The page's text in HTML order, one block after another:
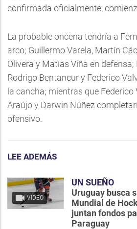
confirmada oficialmente,
La probable oncena tendría a
arco; Guillermo Varela, Martín
Olivera y Matías Viña en
Rodrigo Bentancur y Federico
la cancha; mientras que
Araújo y Darwin Núñez
ofensivo.
LEE ADEMÁS
VIDEO
UN SUEÑO
Uruguay busca
Mundial de
juntan fondos
Paraguay